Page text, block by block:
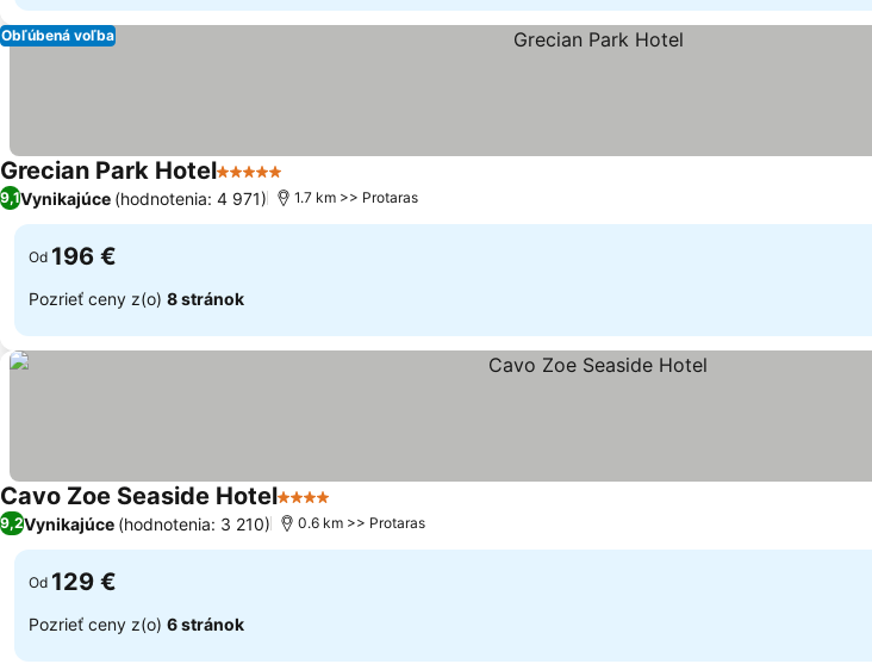
Obľúbená voľba
Grecian Park Hotel5 Počet hviezdičiek
9,1Vynikajúce (hodnotenia: 4 971) 1.7 km >> Protaras
Od 196 €
Pozrieť ceny z(o) 8 stránok
Cavo Zoe Seaside Hotel4 Počet hviezdičiek
9,2Vynikajúce (hodnotenia: 3 210) 0.6 km >> Protaras
Od 129 €
Pozrieť ceny z(o) 6 stránok